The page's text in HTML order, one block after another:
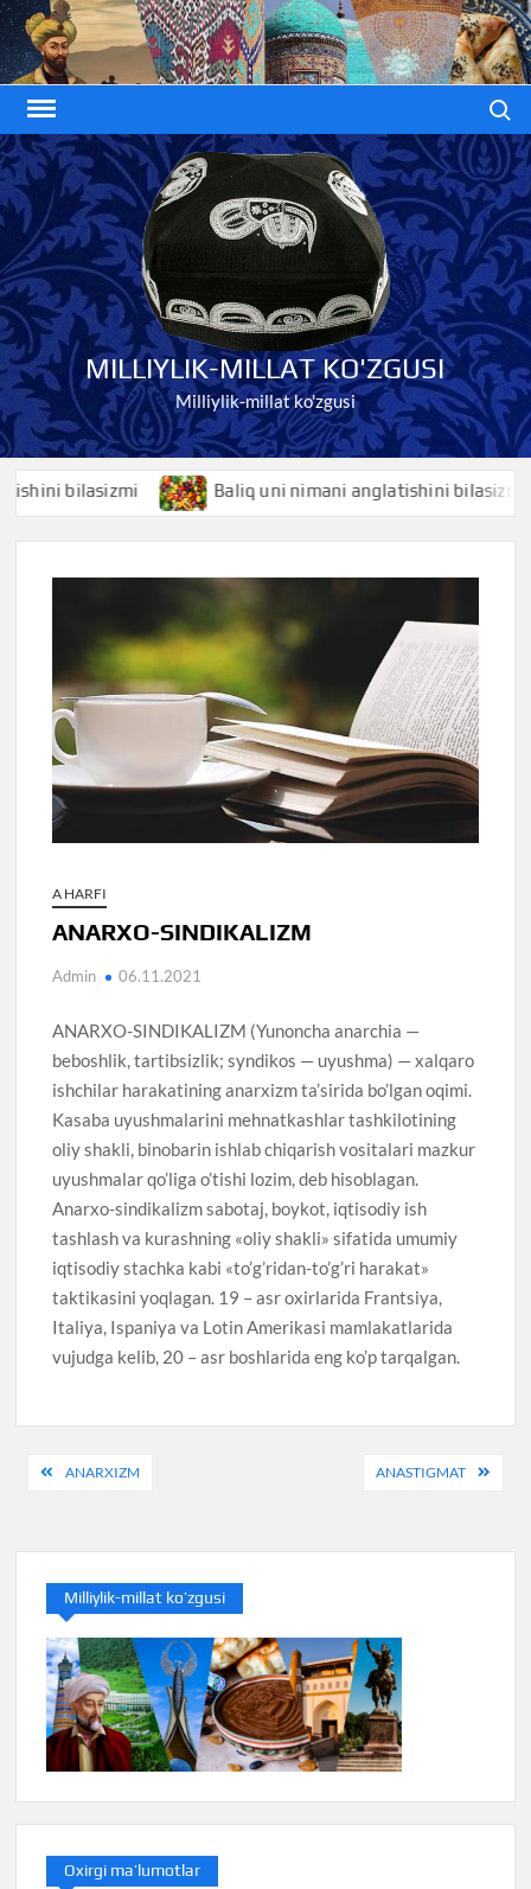
Skip
to
content
MILLIYLIK-MILLAT KO'ZGUSI
Milliylik-millat ko'zgusi
bilasizmi Baliq uni nimani anglatishini bilasizmi
A HARFI
ANARXO-SINDIKALIZM
Admin 06.11.2021
ANARXO-SINDIKALIZM (Yunoncha anarchia —
beboshlik, tartibsizlik; syndikos — uyushma) — xalqaro
ishchilar harakatining anarxizm ta’sirida bo’lgan oqimi.
Kasaba uyushmalarini mehnatkashlar tashkilotining
oliy shakli, binobarin ishlab chiqarish vositalari mazkur
uyushmalar qo’liga o’tishi lozim, deb hisoblagan.
Anarxo-sindikalizm sabotaj, boykot, iqtisodiy ish
tashlash va kurashning «oliy shakli» sifatida umumiy
iqtisodiy stachka kabi «to’g’ridan-to’g’ri harakat»
taktikasini yoqlagan. 19 – asr oxirlarida Frantsiya,
Italiya, Ispaniya va Lotin Amerikasi mamlakatlarida
vujudga kelib, 20 – asr boshlarida eng ko’p tarqalgan.
PostANARXIZM ANASTIGMAT
Milliylik-millat ko’zgusi
Oxirgi ma’lumotlar